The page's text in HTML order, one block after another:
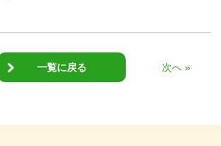
一覧に戻る 次へ »